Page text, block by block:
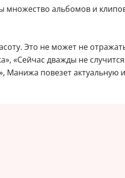
множество альбомов и
Это не может не
«Сейчас дважды не
Манижа повезет